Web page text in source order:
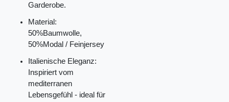
Garderobe.
Material:
50%Baumwolle,
50%Modal / Feinjersey
Italienische Eleganz:
Inspiriert vom
mediterranen
Lebensgefühl - ideal für